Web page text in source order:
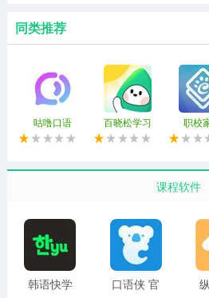
习成果，顺利通过考试，提升自己
万向教育app是一款口碑一级棒
向教育管理平台覆盖各个领域各
有丰富的学习资源，通过万向
通过各项考试，往年真题、学习
软件亮点
1、万向教育课程主要针对小学、
趣的动画形式讲解知识点；
同类推荐
咕噜口语 百晓松学习 职校
课程软件
韩语快学
口语侠 官